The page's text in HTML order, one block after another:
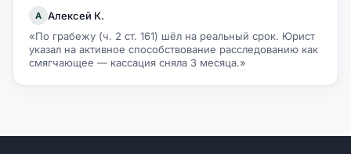
А Алексей К.
«По грабежу (ч. 2 ст. 161) шёл на реальный срок. Юрист
указал на активное способствование расследованию как
смягчающее — кассация сняла 3 месяца.»